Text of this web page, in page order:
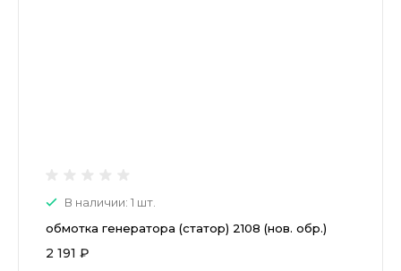
В наличии: 1 шт.
обмотка генератора (статор) 2108 (нов. обр.)
2 191 ₽